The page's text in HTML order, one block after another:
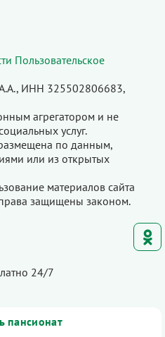
Пользовательское
ИНН 325502806683,
агрегатором и не
услуг.
по данным,
или из открытых
материалов сайта
защищены законом.
24/7
пансионат